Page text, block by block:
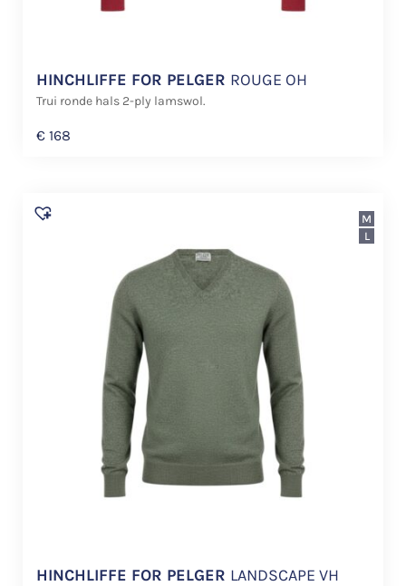
HINCHLIFFE FOR PELGER ROUGE OH
Trui ronde hals 2-ply lamswol.
€ 168
HINCHLIFFE FOR PELGER LANDSCAPE VH
M
L